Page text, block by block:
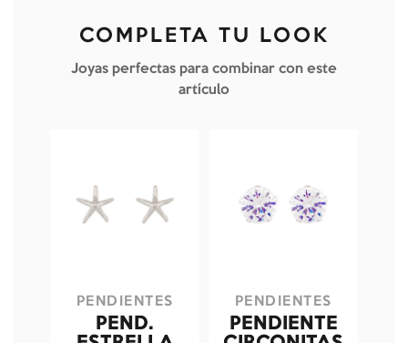
COMPLETA TU LOOK
Joyas perfectas para combinar con este
artículo
PENDIENTES
PEND.
PENDIENTES
PENDIENTE